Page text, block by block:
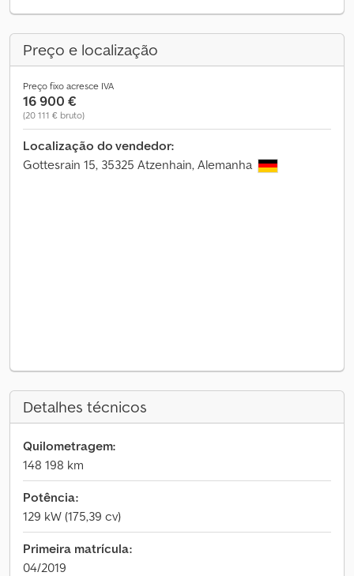
Preço e localização
Preço fixo acresce IVA
16 900 €
(20 111 € bruto)
Localização do vendedor:
Gottesrain 15, 35325 Atzenhain, Alemanha
Detalhes técnicos
Quilometragem:
148 198 km
Potência:
129 kW (175,39 cv)
Primeira matrícula:
04/2019